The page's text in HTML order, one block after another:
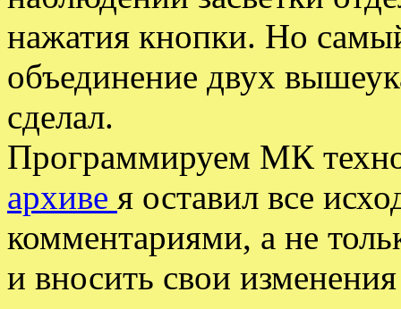
нажатия кнопки. Но
объединение двух
сделал.
Программируем МК
архиве я оставил все
комментариями, а не
и вносить свои